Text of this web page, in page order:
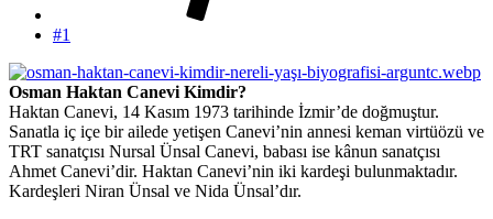
#1
Osman Haktan Canevi Kimdir?
Haktan Canevi, 14 Kasım 1973 tarihinde İzmir’de doğmuştur.
Sanatla iç içe bir ailede yetişen Canevi’nin annesi keman virtüözü ve
TRT sanatçısı Nursal Ünsal Canevi, babası ise kânun sanatçısı
Ahmet Canevi’dir. Haktan Canevi’nin iki kardeşi bulunmaktadır.
Kardeşleri Niran Ünsal ve Nida Ünsal’dır.